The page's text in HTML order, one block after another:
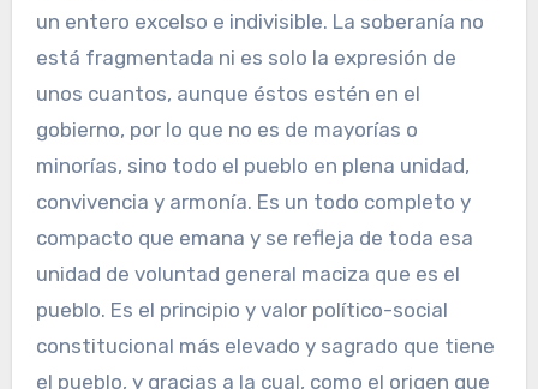
un entero excelso e indivisible. La soberanía no
está fragmentada ni es solo la expresión de
unos cuantos, aunque éstos estén en el
gobierno, por lo que no es de mayorías o
minorías, sino todo el pueblo en plena unidad,
convivencia y armonía. Es un todo completo y
compacto que emana y se refleja de toda esa
unidad de voluntad general maciza que es el
pueblo. Es el principio y valor político-social
constitucional más elevado y sagrado que tiene
el pueblo, y gracias a la cual, como el origen que